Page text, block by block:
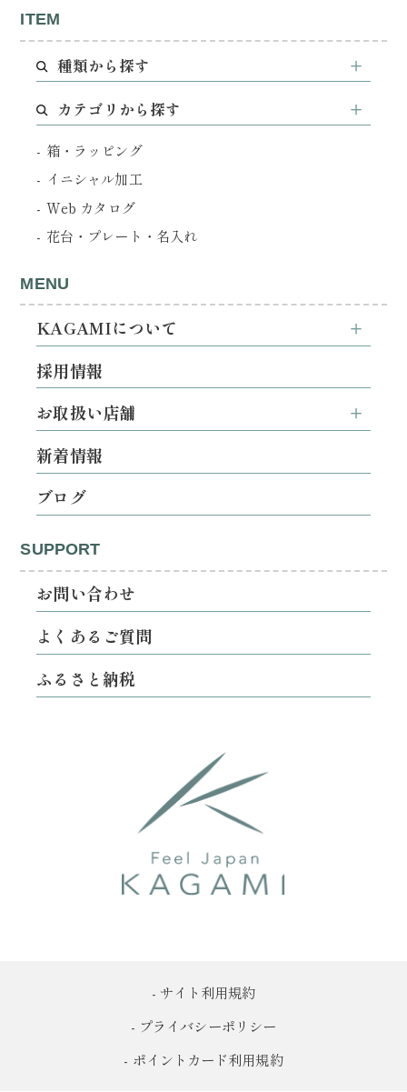
ITEM
種類から探す
カテゴリから探す
箱・ラッピング
イニシャル加工
Web カタログ
花台・プレート・名入れ
MENU
KAGAMIについて
採用情報
お取扱い店舗
新着情報
ブログ
SUPPORT
お問い合わせ
よくあるご質問
ふるさと納税
- サイト利用規約
- プライバシーポリシー
- ポイントカード利用規約